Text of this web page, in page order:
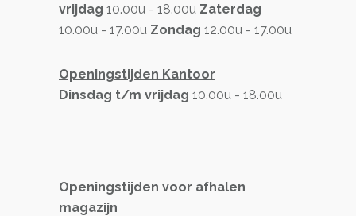
vrijdag 10.00u - 18.00u Zaterdag
10.00u - 17.00u Zondag 12.00u - 17.00u
Openingstijden Kantoor
Dinsdag t/m vrijdag 10.00u - 18.00u
Openingstijden voor afhalen
magazijn